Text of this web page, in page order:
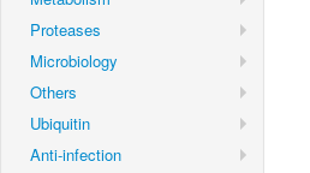
Proteases
Microbiology
Others
Ubiquitin
Anti-infection